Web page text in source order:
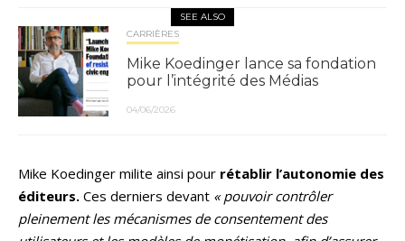
SEE ALSO
CARRIÈRES
Mike Koedinger lance sa fondation
pour l’intégrité des Médias
04/06/2026
Mike Koedinger milite ainsi pour rétablir l’autonomie des
éditeurs. Ces derniers devant « pouvoir contrôler
pleinement les mécanismes de consentement des